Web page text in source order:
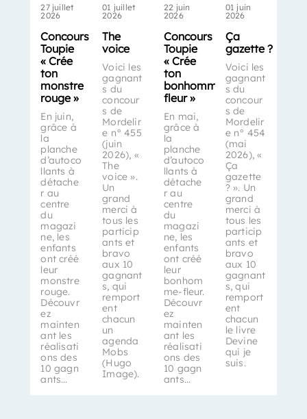
27 juillet
2026
Concours
Toupie
« Crée
ton
monstre
rouge »
En juin,
grâce à
la
planche
d’autoco
llants à
détache
r au
centre
du
magazi
ne, les
enfants
ont créé
leur
monstre
rouge.
Découvr
ez
mainten
ant les
réalisati
ons des
10 gagn
ants…
01 juillet
2026
The
voice
Voici les
gagnant
s du
concour
s de
Mordelir
e n° 455
(juin
2026), «
The
voice ».
Un
grand
merci à
tous les
particip
ants et
bravo
aux 10
gagnant
s, qui
remport
ent
chacun
un
agenda
Mobs
(Hugo
Image).
22 juin
2026
Concours
Toupie
« Crée
ton
bonhomme-
fleur »
En mai,
grâce à
la
planche
d’autoco
llants à
détache
r au
centre
du
magazi
ne, les
enfants
ont créé
leur
bonhom
me-fleur.
Découvr
ez
mainten
ant les
réalisati
ons des
10 gagn
ants…
01 juin
2026
Ça
gazette ?
Voici les
gagnant
s du
concour
s de
Mordelir
e n° 454
(mai
2026), «
Ça
gazette
? ». Un
grand
merci à
tous les
particip
ants et
bravo
aux 10
gagnant
s, qui
remport
ent
chacun
le livre
Devine
qui je
suis.